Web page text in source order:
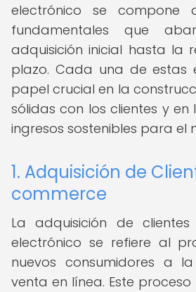
electrónico se compone
fundamentales que
adquisición inicial hasta la
plazo. Cada una de estas
papel crucial en la
sólidas con los clientes y
ingresos sostenibles para el
1. Adquisición de
commerce
La adquisición de
electrónico se refiere al
nuevos consumidores a
venta en línea. Este